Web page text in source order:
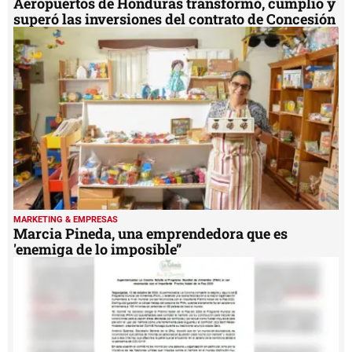
superó las inversiones del contrato de Concesión
MARKETING & EMPRESAS
Marcia Pineda, una emprendedora que es
'enemiga de lo imposible”